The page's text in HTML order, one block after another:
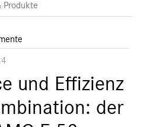
Produkte
und Effizienz
der